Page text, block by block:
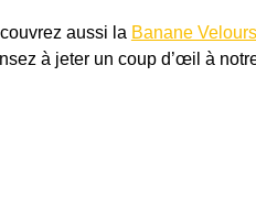
aussi la Banane
à jeter un coup d’œil à